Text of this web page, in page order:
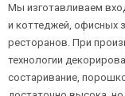
Установка
Галерея
Акции
Мы изготавливаем
и коттеджей, офисных
ресторанов. При
технологии
состаривание,